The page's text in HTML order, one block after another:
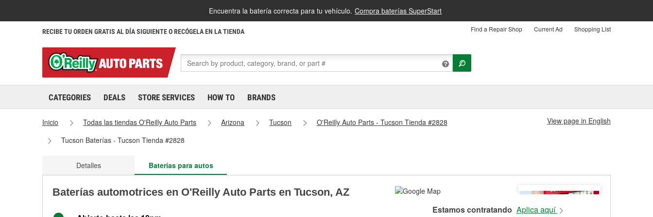
Encuentra la batería correcta para tu vehículo. Compra baterías SuperStart
RECIBE TU ORDEN GRATIS AL DÍA SIGUIENTE O RECÓGELA EN LA TIENDA Find a Repair Shop Current Ad Shopping List
CATEGORIES DEALS STORE SERVICES HOW TO BRANDS
Inicio Todas las tiendas O'Reilly Auto Parts Arizona Tucson
O'Reilly Auto Parts - Tucson Tienda #2828
Tucson Baterías - Tucson Tienda #2828
View page in English
Detalles Baterías para autos
Baterías automotrices en O'Reilly Auto Parts en Tucson, AZ
Estamos contratando Aplica aquí